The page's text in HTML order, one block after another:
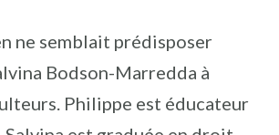
ne semblait prédisposer
Bodson-Marredda à
Philippe est éducateur